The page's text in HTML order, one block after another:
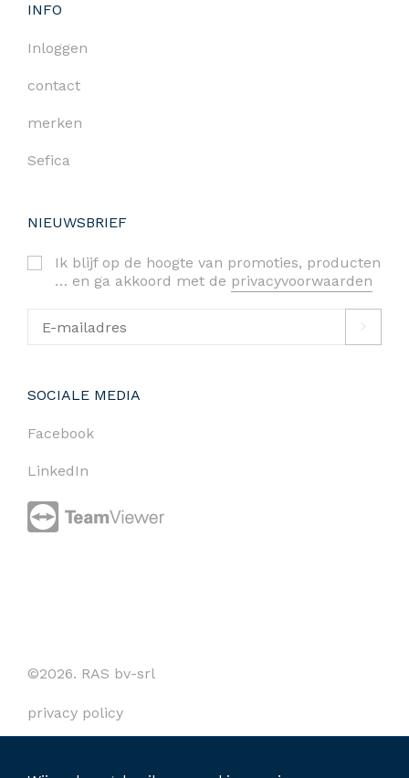
INFO
Inloggen
contact
merken
Sefica
NIEUWSBRIEF
Ik blijf op de hoogte van promoties, producten
… en ga akkoord met de privacyvoorwaarden
SOCIALE MEDIA
Facebook
LinkedIn
©2026. RAS bv-srl
privacy policy